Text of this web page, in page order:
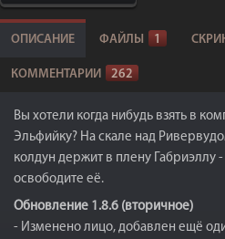
ОПИСАНИЕ ФАЙЛЫ 1
КОММЕНТАРИИ 262
Вы хотели когда нибудь взять в
Эльфийку? На скале над
колдун держит в плену Габриэллу
освободите её.
Обновление 1.8.6 (вторичное)
- Изменено лицо, добавлен ещё